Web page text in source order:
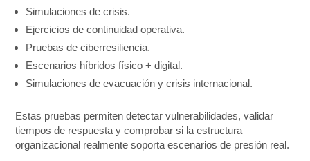
Simulaciones de crisis.
Ejercicios de continuidad operativa.
Pruebas de ciberresiliencia.
Escenarios híbridos físico + digital.
Simulaciones de evacuación y crisis internacional.
Estas pruebas permiten detectar vulnerabilidades, validar
tiempos de respuesta y comprobar si la estructura
organizacional realmente soporta escenarios de presión real.